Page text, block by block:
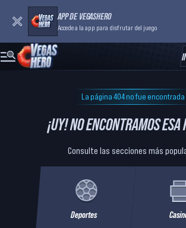
APP DE VEGASHERO
Accede a la app para disfrutar del juego
La página 404 no fue encontrada
¡UY! NO ENCONTRAMOS ESA
Consulte las secciones más
Deportes